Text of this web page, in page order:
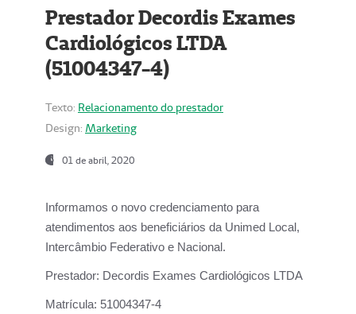
Prestador Decordis Exames
Cardiológicos LTDA
(51004347-4)
Texto: Relacionamento do prestador
Design: Marketing
01 de abril, 2020
Informamos o novo credenciamento para
atendimentos aos beneficiários da Unimed Local,
Intercâmbio Federativo e Nacional.
Prestador: Decordis Exames Cardiológicos LTDA
Matrícula: 51004347-4